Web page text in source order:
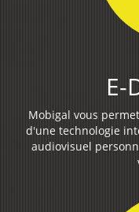
E-
Mobigal vous
d'une technologie
audiovisuel